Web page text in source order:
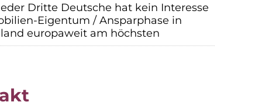
Dritte Deutsche hat kein Interesse
Eigentum / Ansparphase in
europaweit am höchsten